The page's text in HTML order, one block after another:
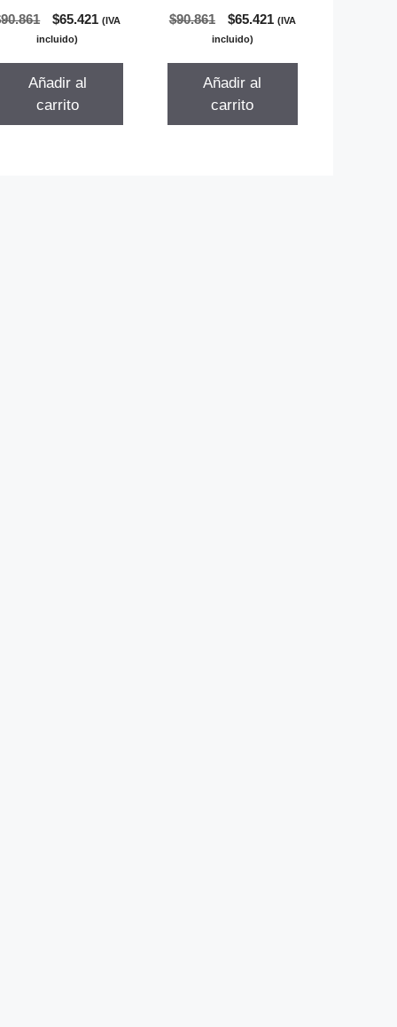
0
d
90.861
El
precio
era:
$65.421 El
(IVA
incluido)
Añadir al
carrito
0
d
$90.861
El
precio
era:
$65.421 El
(IVA
incluido)
Añadir al
carrito